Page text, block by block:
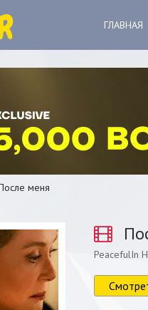
ГЛАВНАЯ
меня
PeacefulIn
5